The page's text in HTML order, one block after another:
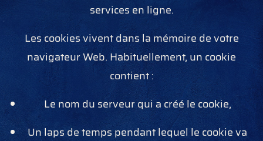
services en ligne.
Les cookies vivent dans la mémoire de votre
navigateur Web. Habituellement, un cookie
contient :
Le nom du serveur qui a créé le cookie,
Un laps de temps pendant lequel le cookie va